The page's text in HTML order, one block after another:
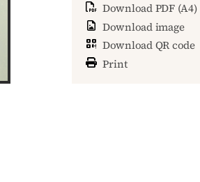
Download PDF (A4)
Download image
Download QR code
Print